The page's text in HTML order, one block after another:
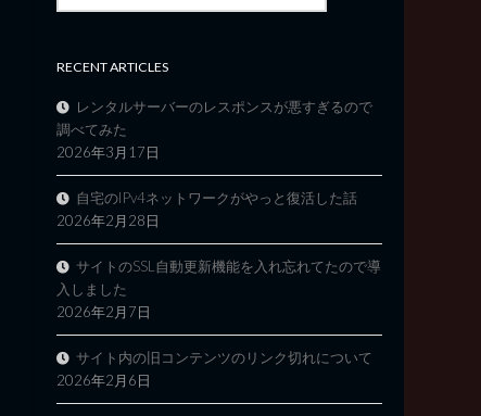
RECENT ARTICLES
レンタルサーバーのレスポンスが悪すぎるので
調べてみた
2026年3月17日
自宅のIPv4ネットワークがやっと復活した話
2026年2月28日
サイトのSSL自動更新機能を入れ忘れてたので導
入しました
2026年2月7日
サイト内の旧コンテンツのリンク切れについて
2026年2月6日